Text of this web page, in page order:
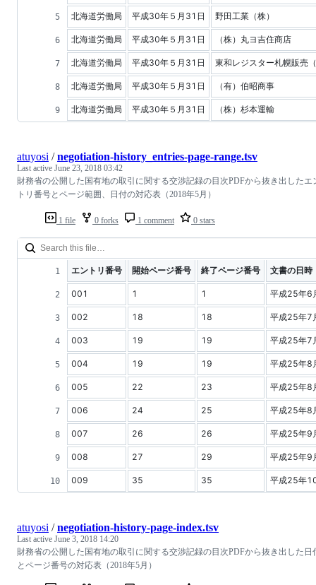
北海道労働局 平成30年５月31日 野田工業（株）
北海道労働局 平成30年５月31日 （株）丸ヨ吉住商店
北海道労働局 平成30年５月31日 東和レジスター札幌販売
北海道労働局 平成30年５月31日 （有）伯昭商事
北海道労働局 平成30年５月31日 （株）杉本運輸
1 file 0 forks 1 comment 0 stars
atuyosi /negotiation-history_entries-page-range.tsv
Last active June 23, 2018 03:42
財務省の公開した国有地の取引に関する交渉記録の目次PDFから抜き出したエ
トリ番号とページ範囲、日付の対応表（2018年5月）
エントリ番号 開始ページ番号 終了ページ番号 文書の日時
001 1 1 平成25年6
002 18 18 平成25年7
003 19 19 平成25年7
004 19 19 平成25年8
005 22 23 平成25年8
006 24 25 平成25年8
007 26 26 平成25年9
008 27 29 平成25年9
009 35 35 平成25年
atuyosi /negotiation-history-page-index.tsv
Last active June 3, 2018 14:20
財務省の公開した国有地の取引に関する交渉記録の目次PDFから抜き出した日
とページ番号の対応表（2018年5月）